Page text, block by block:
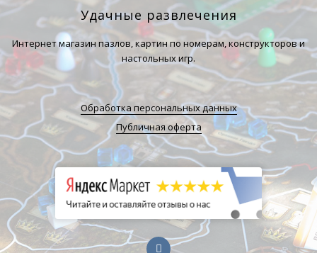
Удачные развлечения
Интернет магазин пазлов, картин по номерам, конструкторов и
настольных игр.
Обработка персональных данных
Публичная оферта